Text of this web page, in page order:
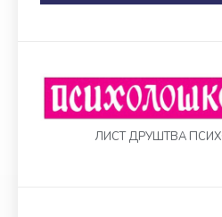
ЛИСТ ДРУШТВА